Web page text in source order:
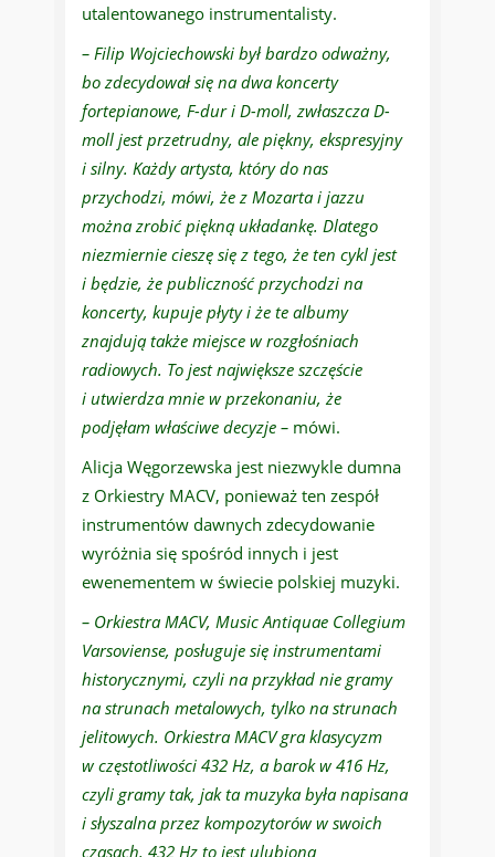
utalentowanego instrumentalisty.
– Filip Wojciechowski był bardzo odważny,
bo zdecydował się na dwa koncerty
fortepianowe, F-dur i D-moll, zwłaszcza D-
moll jest przetrudny, ale piękny, ekspresyjny
i silny. Każdy artysta, który do nas
przychodzi, mówi, że z Mozarta i jazzu
można zrobić piękną układankę. Dlatego
niezmiernie cieszę się z tego, że ten cykl jest
i będzie, że publiczność przychodzi na
koncerty, kupuje płyty i że te albumy
znajdują także miejsce w rozgłośniach
radiowych. To jest największe szczęście
i utwierdza mnie w przekonaniu, że
podjęłam właściwe decyzje – mówi.
Alicja Węgorzewska jest niezwykle dumna
z Orkiestry MACV, ponieważ ten zespół
instrumentów dawnych zdecydowanie
wyróżnia się spośród innych i jest
ewenementem w świecie polskiej muzyki.
– Orkiestra MACV, Music Antiquae Collegium
Varsoviense, posługuje się instrumentami
historycznymi, czyli na przykład nie gramy
na strunach metalowych, tylko na strunach
jelitowych. Orkiestra MACV gra klasycyzm
w częstotliwości 432 Hz, a barok w 416 Hz,
czyli gramy tak, jak ta muzyka była napisana
i słyszalna przez kompozytorów w swoich
czasach. 432 Hz to jest ulubiona